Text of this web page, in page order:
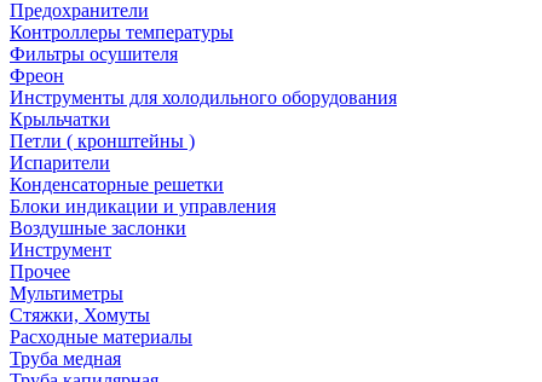
Предохранители
Контроллеры температуры
Фильтры осушителя
Фреон
Инструменты для холодильного оборудования
Крыльчатки
Петли ( кронштейны )
Испарители
Конденсаторные решетки
Блоки индикации и управления
Воздушные заслонки
Инструмент
Прочее
Мультиметры
Стяжки, Хомуты
Расходные материалы
Труба медная